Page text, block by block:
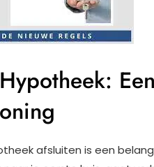
afsluiten is een